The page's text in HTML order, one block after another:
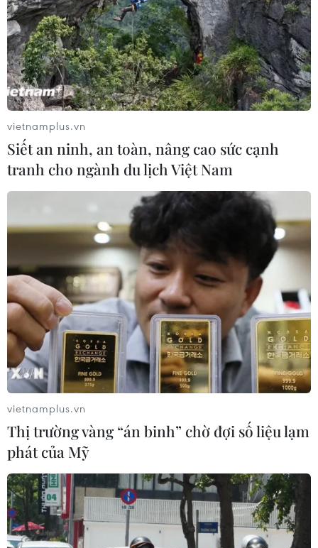
Nam./.
(Vietnam+)
#biến đổi khí hậu
#sản xuất hydro xanh
#nhiên liệu xanh
#ammoniac xanh Đức
Theo dõi VietnamPlus
TIN LIÊN QUAN
vietnamplus.vn
Siết an ninh, an toàn, nâng cao sức cạnh
tranh cho ngành du lịch Việt Nam
vietnamplus.vn
Thị trường vàng “án binh” chờ đợi số liệu lạm
phát của Mỹ